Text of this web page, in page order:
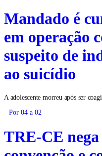
Mandado é
em operação
suspeito de
ao suicídio
A adolescente morreu após ser
Por 04 a 02
TRE-CE